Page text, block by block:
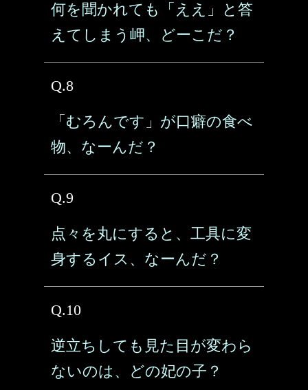
何を聞かれても「ええ」と答
えてしまう岬、どーこだ？
Q.8
「むろんです」が口癖の食べ
物、なーんだ？
Q.9
点々を丸にすると、工具に変
身するイス、なーんだ？
Q.10
逆立ちしても見た目が変わら
ないのは、どの妃の子？